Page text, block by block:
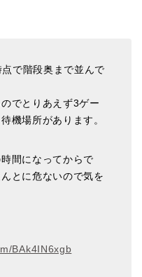
で階段奥まで並んで
でとりあえず3ゲー
機場所があります。
間になってからで
とに危ないので気を
BAk4IN6xgb